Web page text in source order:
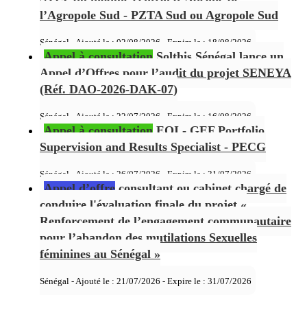
l’Agropole Sud - PZTA Sud ou Agropole Sud
Sénégal - Ajouté le : 02/08/2026 - Expire le : 18/08/2026
Appel à consultation Solthis Sénégal lance un
Appel d’Offres pour l’audit du projet SENEYA
(Réf. DAO-2026-DAK-07)
Sénégal - Ajouté le : 22/07/2026 - Expire le : 16/08/2026
Appel à consultation EOI - GEF Portfolio
Supervision and Results Specialist - PECG
Sénégal - Ajouté le : 26/07/2026 - Expire le : 31/07/2026
Appel d’offre consultant ou cabinet chargé de
conduire l'évaluation finale du projet «
Renforcement de l’engagement communautaire
pour l’abandon des mutilations Sexuelles
féminines au Sénégal »
Sénégal - Ajouté le : 21/07/2026 - Expire le : 31/07/2026